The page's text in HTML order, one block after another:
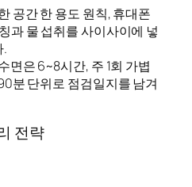
공간 한 용도 원칙, 휴대폰
과 물 섭취를 사이사이에 넣
.
면은 6~8시간, 주 1회 가볍
분 단위로 점검일지를 남겨
전략